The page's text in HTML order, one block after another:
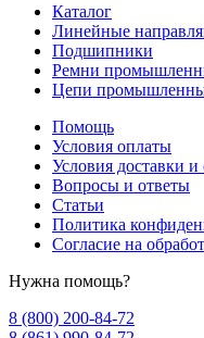
Каталог
Линейные
Подшипники
Ремни
Цепи
Помощь
Условия оплаты
Условия доставки и
Вопросы и ответы
Статьи
Политика
Согласие на
Нужна помощь?
8 (800) 200-84-72